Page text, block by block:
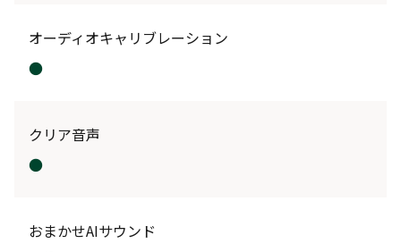
オーディオキャリブレーション
●
クリア音声
●
おまかせAIサウンド